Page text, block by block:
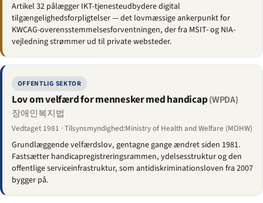
Artikel 32 pålægger IKT-tjenesteudbydere digital
tilgængeligheds­forpligtelser — det lovmæssige ankerpunkt for
KWCAG-overensstemmelses­forventningen, der fra MSIT- og NIA-
vejledning strømmer ud til private websteder.
OFFENTLIG SEKTOR
Lov om velfærd for mennesker med handicap(WPDA)
장애인복지법
Vedtaget 1981 · Tilsynsmyndighed:Ministry of Health and Welfare (MOHW)
Grundlæggende velfærdslov, gentagne gange ændret siden 1981.
Fastsætter handicap­registreringsrammen, ydelsesstruktur og den
offentlige serviceinfrastruktur, som anti­diskriminationsloven fra 2007
bygger på.